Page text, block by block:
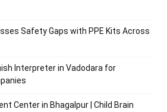
Safety Gaps with PPE Kits Across
Interpreter in Vadodara for
Center in Bhagalpur | Child Brain